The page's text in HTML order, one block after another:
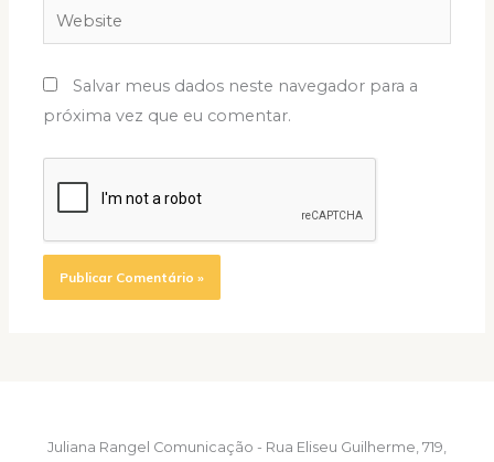
Website
Salvar meus dados neste navegador para a
próxima vez que eu comentar.
Juliana Rangel Comunicação - Rua Eliseu Guilherme, 719,